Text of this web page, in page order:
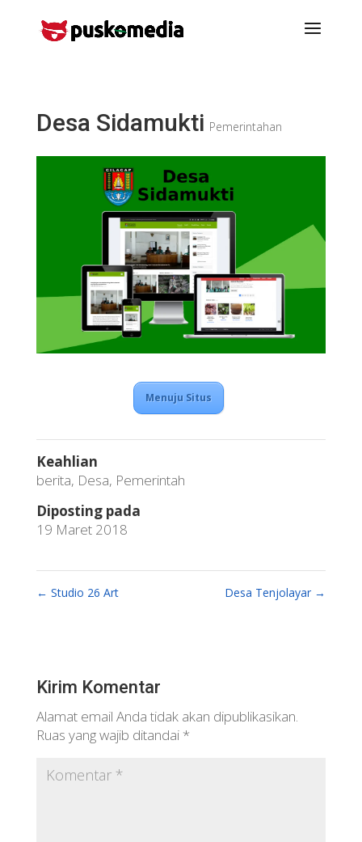
Desa Sidamukti Pemerintahan
Menuju Situs
Keahlian
berita, Desa, Pemerintah
Diposting pada
19 Maret 2018
← Studio 26 Art Desa Tenjolayar →
Kirim Komentar
Alamat email Anda tidak akan dipublikasikan.
Ruas yang wajib ditandai *